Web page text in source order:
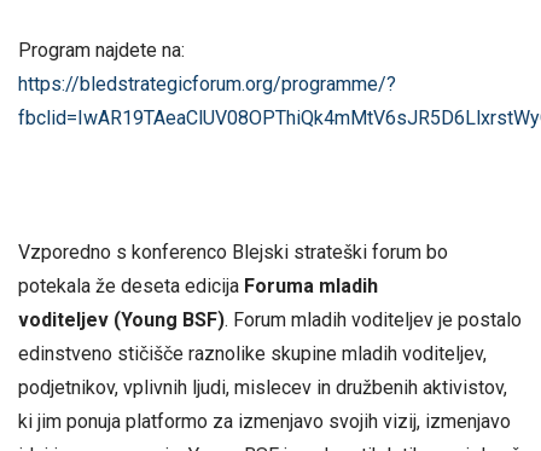
Program najdete na:
https://bledstrategicforum.org/programme/?
Vzporedno s konferenco Blejski strateški forum bo
potekala že deseta edicija Foruma mladih
voditeljev (Young BSF). Forum mladih voditeljev je postalo
edinstveno stičišče raznolike skupine mladih voditeljev,
podjetnikov, vplivnih ljudi, mislecev in družbenih aktivistov,
ki jim ponuja platformo za izmenjavo svojih vizij, izmenjavo